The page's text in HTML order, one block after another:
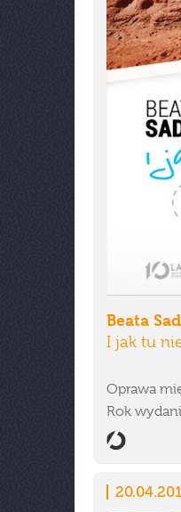
Beata
I jak tu
Oprawa
Rok